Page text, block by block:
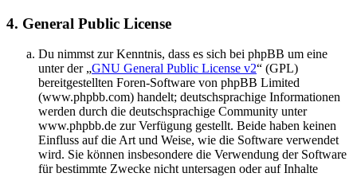
4. General Public License
Du nimmst zur Kenntnis, dass es sich bei phpBB um eine
unter der „GNU General Public License v2“ (GPL)
bereitgestellten Foren-Software von phpBB Limited
(www.phpbb.com) handelt; deutschsprachige Informationen
werden durch die deutschsprachige Community unter
www.phpbb.de zur Verfügung gestellt. Beide haben keinen
Einfluss auf die Art und Weise, wie die Software verwendet
wird. Sie können insbesondere die Verwendung der Software
für bestimmte Zwecke nicht untersagen oder auf Inhalte